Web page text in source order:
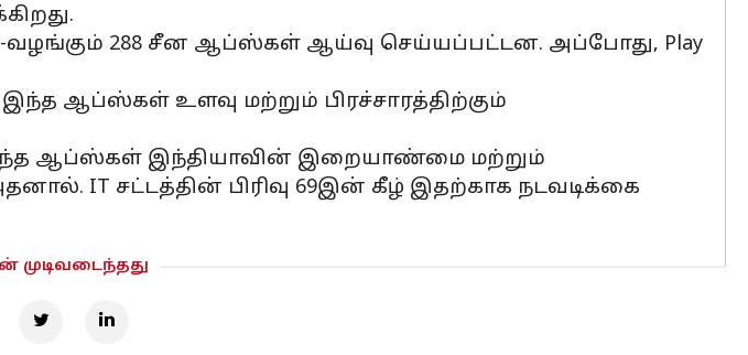
வழங்கும் 288 சீன ஆப்ஸ்கள் ஆய்வு செய்யப்பட்டன. அப்போது, ​​Play
ஆப்ஸ்கள் உளவு மற்றும் பிரச்சாரத்திற்கும்
ஆப்ஸ்கள் இந்தியாவின் இறையாண்மை மற்றும்
IT சட்டத்தின் பிரிவு 69இன் கீழ் இதற்காக நடவடிக்கை
முடிவடைந்தது